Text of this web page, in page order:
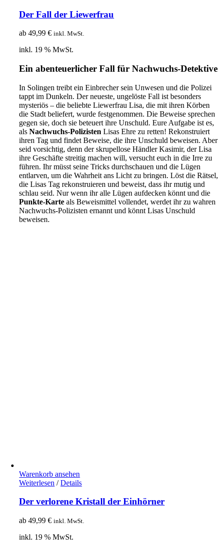
Der Fall der Liewerfrau
ab49,99€ inkl. MwSt.
inkl. 19 % MwSt.
Ein abenteuerlicher Fall für Nachwuchs-Detektive
In Solingen treibt ein Einbrecher sein Unwesen und die Polizei
tappt im Dunkeln. Der neueste, ungelöste Fall ist besonders
mysteriös – die beliebte Liewerfrau Lisa, die mit ihren Körben
die Stadt beliefert, wurde festgenommen. Die Beweise sprechen
gegen sie, doch sie beteuert ihre Unschuld. Eure Aufgabe ist es,
alsNachwuchs-Polizisten Lisas Ehre zu retten! Rekonstruiert
ihren Tag und findet Beweise, die ihre Unschuld beweisen. Aber
seid vorsichtig, denn der skrupellose Händler Kasimir, der Lisa
ihre Geschäfte streitig machen will, versucht euch in die Irre zu
führen. Ihr müsst seine Tricks durchschauen und die Lügen
entlarven, um die Wahrheit ans Licht zu bringen. Löst die Rätsel,
die Lisas Tag rekonstruieren und beweist, dass ihr mutig und
schlau seid. Nur wenn ihr alle Lügen aufdecken könnt und die
Punkte-Karte als Beweismittel vollendet, werdet ihr zu wahren
Nachwuchs-Polizisten ernannt und könnt Lisas Unschuld
beweisen.
Warenkorb ansehen
Weiterlesen / Details
Der verlorene Kristall der Einhörner
ab49,99€ inkl. MwSt.
inkl. 19 % MwSt.